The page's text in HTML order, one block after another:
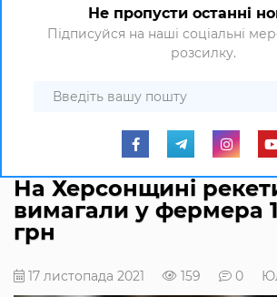
Не пропусти останні
Підписуйся на наші соціальні
розсилку.
На Херсонщині
вимагали у фермера
грн
17 листопада 2021 159 0